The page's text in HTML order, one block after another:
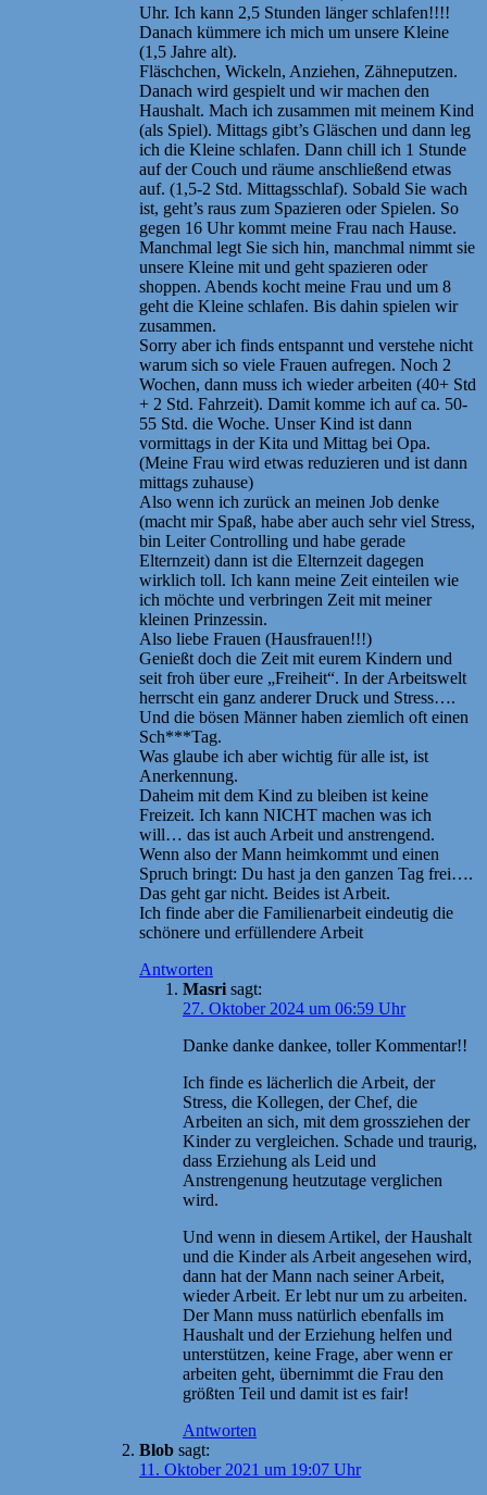
Uhr. Ich kann 2,5 Stunden länger schlafen!!!!
Danach kümmere ich mich um unsere Kleine
(1,5 Jahre alt).
Fläschchen, Wickeln, Anziehen, Zähneputzen.
Danach wird gespielt und wir machen den
Haushalt. Mach ich zusammen mit meinem Kind
(als Spiel). Mittags gibt’s Gläschen und dann leg
ich die Kleine schlafen. Dann chill ich 1 Stunde
auf der Couch und räume anschließend etwas
auf. (1,5-2 Std. Mittagsschlaf). Sobald Sie wach
ist, geht’s raus zum Spazieren oder Spielen. So
gegen 16 Uhr kommt meine Frau nach Hause.
Manchmal legt Sie sich hin, manchmal nimmt sie
unsere Kleine mit und geht spazieren oder
shoppen. Abends kocht meine Frau und um 8
geht die Kleine schlafen. Bis dahin spielen wir
zusammen.
Sorry aber ich finds entspannt und verstehe nicht
warum sich so viele Frauen aufregen. Noch 2
Wochen, dann muss ich wieder arbeiten (40+ Std
+ 2 Std. Fahrzeit). Damit komme ich auf ca. 50-
55 Std. die Woche. Unser Kind ist dann
vormittags in der Kita und Mittag bei Opa.
(Meine Frau wird etwas reduzieren und ist dann
mittags zuhause)
Also wenn ich zurück an meinen Job denke
(macht mir Spaß, habe aber auch sehr viel Stress,
bin Leiter Controlling und habe gerade
Elternzeit) dann ist die Elternzeit dagegen
wirklich toll. Ich kann meine Zeit einteilen wie
ich möchte und verbringen Zeit mit meiner
kleinen Prinzessin.
Also liebe Frauen (Hausfrauen!!!)
Genießt doch die Zeit mit eurem Kindern und
seit froh über eure „Freiheit“. In der Arbeitswelt
herrscht ein ganz anderer Druck und Stress….
Und die bösen Männer haben ziemlich oft einen
Sch***Tag.
Was glaube ich aber wichtig für alle ist, ist
Anerkennung.
Daheim mit dem Kind zu bleiben ist keine
Freizeit. Ich kann NICHT machen was ich
will… das ist auch Arbeit und anstrengend.
Wenn also der Mann heimkommt und einen
Spruch bringt: Du hast ja den ganzen Tag frei….
Das geht gar nicht. Beides ist Arbeit.
Ich finde aber die Familienarbeit eindeutig die
schönere und erfüllendere Arbeit
Antworten
Masri sagt:
27. Oktober 2024 um 06:59 Uhr
Danke danke dankee, toller Kommentar!!
Ich finde es lächerlich die Arbeit, der
Stress, die Kollegen, der Chef, die
Arbeiten an sich, mit dem grossziehen der
Kinder zu vergleichen. Schade und traurig,
dass Erziehung als Leid und
Anstrengenung heutzutage verglichen
wird.
Und wenn in diesem Artikel, der Haushalt
und die Kinder als Arbeit angesehen wird,
dann hat der Mann nach seiner Arbeit,
wieder Arbeit. Er lebt nur um zu arbeiten.
Der Mann muss natürlich ebenfalls im
Haushalt und der Erziehung helfen und
unterstützen, keine Frage, aber wenn er
arbeiten geht, übernimmt die Frau den
größten Teil und damit ist es fair!
Antworten
Blob sagt:
11. Oktober 2021 um 19:07 Uhr